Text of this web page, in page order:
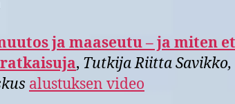
ja maaseutu – ja miten
, Tutkija Riitta Savikko,
alustuksen video